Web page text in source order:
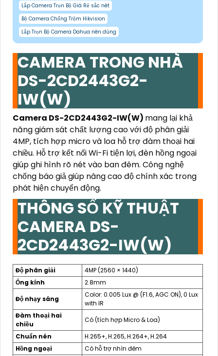
Lắp Camera Trọn Bộ Giá Rẻ sắc nét
Bộ Camera Chống Trộm Hikvision
Lắp Trọn Bộ Camera Dahua nên dùng
CAMERA TRONG NHÀ
DS-2CD2443G2-
IW(W)
Camera DS-2CD2443G2-IW(W) mang lại khả
năng giám sát chất lượng cao với độ phân giải
4MP, tích hợp micro và loa hỗ trợ đàm thoại hai
chiều. Hỗ trợ kết nối Wi-Fi tiện lợi, đèn hồng ngoại
giúp ghi hình rõ nét vào ban đêm. Công nghệ
chống báo giả giúp nâng cao độ chính xác trong
phát hiện chuyển động.
THÔNG SỐ KỸ THUẬT
CAMERA DS-
2CD2443G2-IW(W)
Độ phân giải
4MP (2560 × 1440)
Ống kính
2.8mm
Độ nhạy sáng
Color: 0.005 Lux @ (F1.6, AGC ON), 0 Lux
with IR
Đàm thoại hai
chiều
Có (tích hợp Micro & Loa)
Chuẩn nén
H.265+, H.265, H.264+, H.264
Hồng ngoại
Có hỗ trợ nhìn đêm